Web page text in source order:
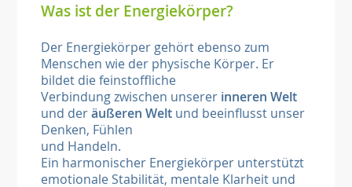
Was ist der Energiekörper?
Der Energiekörper gehört ebenso zum
Menschen wie der physische Körper. Er
bildet die feinstoffliche
Verbindung zwischen unserer inneren Welt
und deräußeren Welt und beeinflusst unser
Denken, Fühlen
und Handeln.
Ein harmonischer Energiekörper unterstützt
emotionale Stabilität, mentale Klarheit und